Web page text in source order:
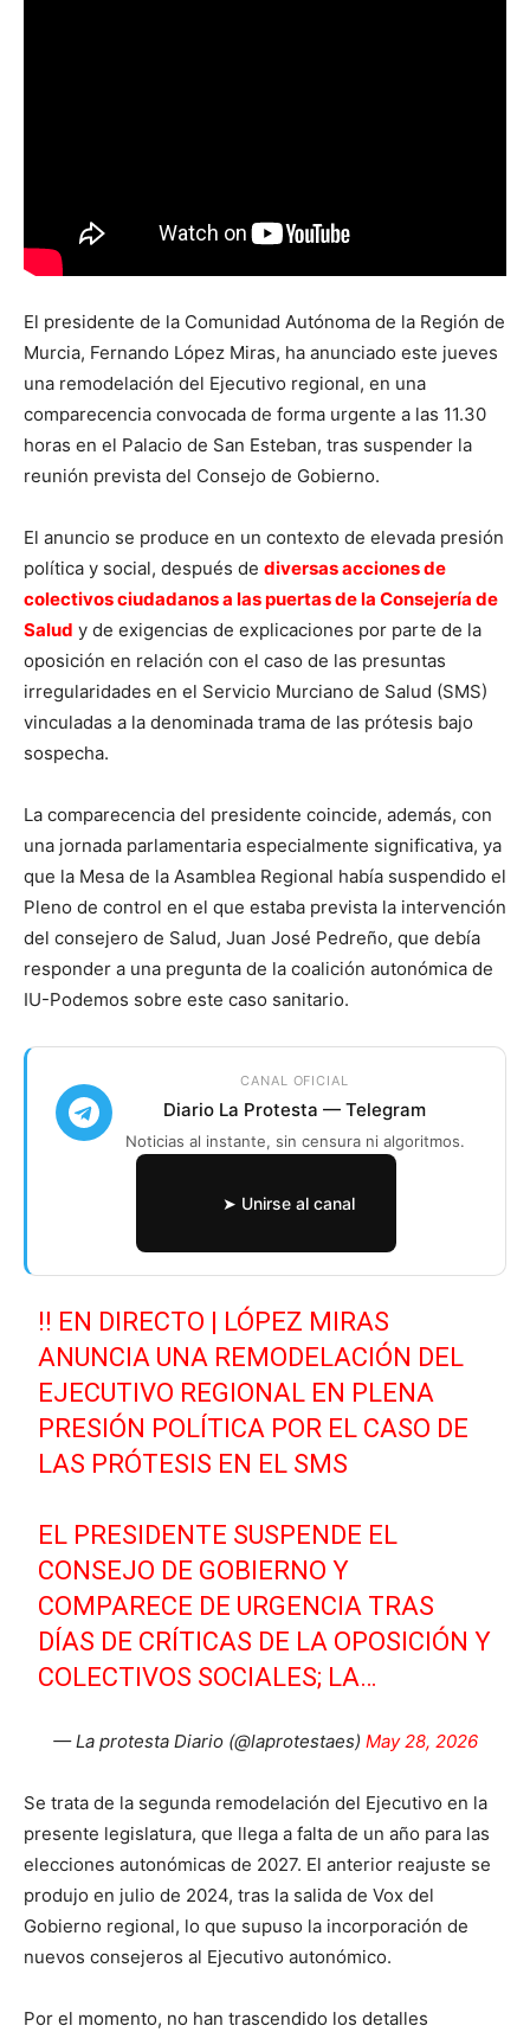
El presidente de la Comunidad Autónoma de la Región de
Murcia, Fernando López Miras, ha anunciado este jueves
una remodelación del Ejecutivo regional, en una
comparecencia convocada de forma urgente a las 11.30
horas en el Palacio de San Esteban, tras suspender la
reunión prevista del Consejo de Gobierno.
El anuncio se produce en un contexto de elevada presión
política y social, después de diversas acciones de
colectivos ciudadanos a las puertas de la Consejería de
Salud y de exigencias de explicaciones por parte de la
oposición en relación con el caso de las presuntas
irregularidades en el Servicio Murciano de Salud (SMS)
vinculadas a la denominada trama de las prótesis bajo
sospecha.
La comparecencia del presidente coincide, además, con
una jornada parlamentaria especialmente significativa, ya
que la Mesa de la Asamblea Regional había suspendido el
Pleno de control en el que estaba prevista la intervención
del consejero de Salud, Juan José Pedreño, que debía
responder a una pregunta de la coalición autonómica de
IU-Podemos sobre este caso sanitario.
CANAL OFICIAL
Diario La Protesta — Telegram
Noticias al instante, sin censura ni algoritmos.
➤ Unirse al canal
‼️ EN DIRECTO | LÓPEZ MIRAS
ANUNCIA UNA REMODELACIÓN DEL
EJECUTIVO REGIONAL EN PLENA
PRESIÓN POLÍTICA POR EL CASO DE
LAS PRÓTESIS EN EL SMS
EL PRESIDENTE SUSPENDE EL
CONSEJO DE GOBIERNO Y
COMPARECE DE URGENCIA TRAS
DÍAS DE CRÍTICAS DE LA OPOSICIÓN Y
COLECTIVOS SOCIALES; LA…
— La protesta Diario (@laprotestaes) May 28, 2026
Se trata de la segunda remodelación del Ejecutivo en la
presente legislatura, que llega a falta de un año para las
elecciones autonómicas de 2027. El anterior reajuste se
produjo en julio de 2024, tras la salida de Vox del
Gobierno regional, lo que supuso la incorporación de
nuevos consejeros al Ejecutivo autonómico.
Por el momento, no han trascendido los detalles